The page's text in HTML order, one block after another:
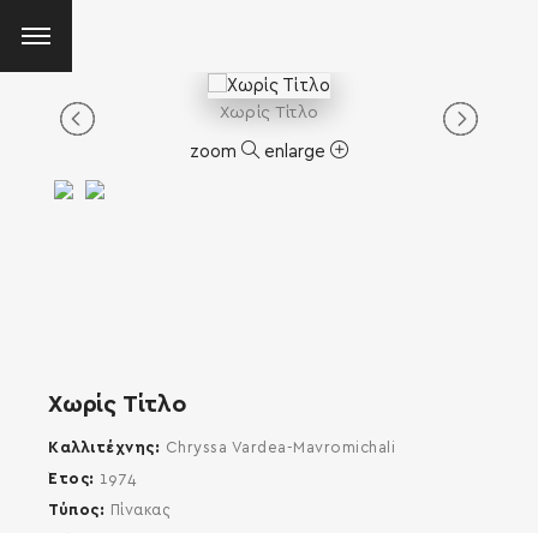
Χωρίς Τίτλο
zoom enlarge
Χωρίς Τίτλο
Καλλιτέχνης
Chryssa Vardea-Mavromichali
Έτος
1974
Τύπος
Πίνακας